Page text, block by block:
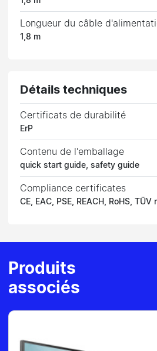
Longueur du câble
1,8 m
Détails techniques
Certificats de durabilité
ErP
Contenu de l'emballage
quick start guide, safety guide
Compliance certificates
CE, EAC, PSE, REACH, RoHS, TÜV
Produits
associés